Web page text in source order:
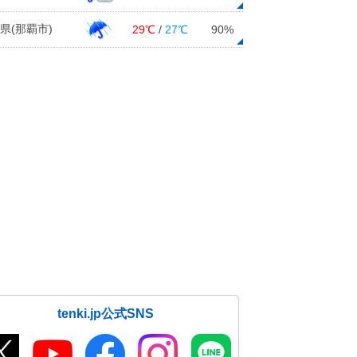
(那覇市) 29℃ / 27℃ 90%
tenki.jp公式SNS